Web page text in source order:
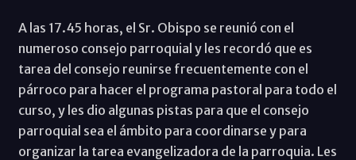
A las 17.45 horas, el Sr. Obispo se reunió con el
numeroso consejo parroquial y les recordó que es
tarea del consejo reunirse frecuentemente con el
párroco para hacer el programa pastoral para todo el
curso, y les dio algunas pistas para que el consejo
parroquial sea el ámbito para coordinarse y para
organizar la tarea evangelizadora de la parroquia. Les